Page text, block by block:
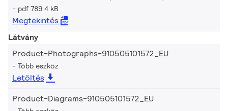
pdf 789.4 kB
Megtekintés
Látvány
Product-Photographs-910505101572_EU
Több eszköz
Letöltés
Product-Diagrams-910505101572_EU